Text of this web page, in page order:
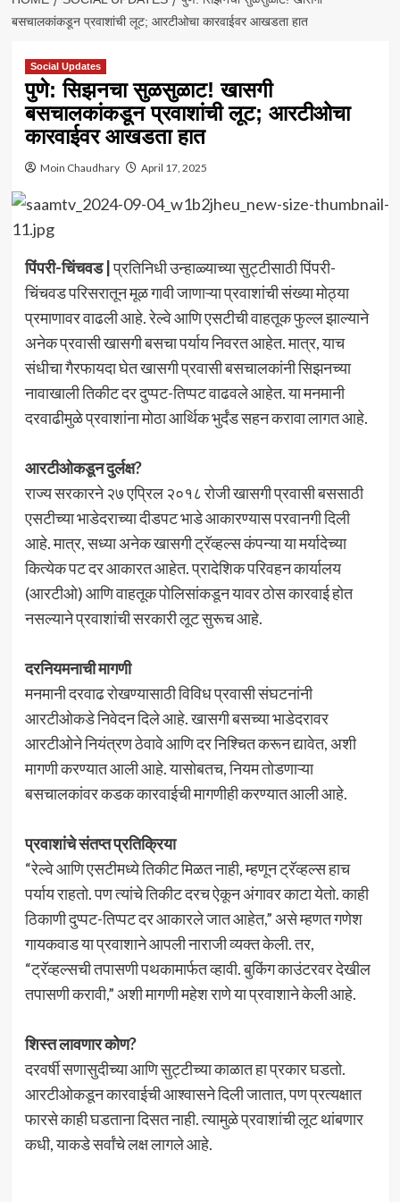
बसचालकांकडून प्रवाशांची लूट; आरटीओचा कारवाईवर आखडता हात
Social Updates
पुणे: सिझनचा सुळसुळाट! खासगी
बसचालकांकडून प्रवाशांची लूट; आरटीओचा
कारवाईवर आखडता हात
Moin Chaudhary April 17, 2025
पिंपरी-चिंचवड |प्रतिनिधी उन्हाळ्याच्या सुट्टीसाठी पिंपरी-
चिंचवड परिसरातून मूळ गावी जाणाऱ्या प्रवाशांची संख्या मोठ्या
प्रमाणावर वाढली आहे. रेल्वे आणि एसटीची वाहतूक फुल्ल झाल्याने
अनेक प्रवासी खासगी बसचा पर्याय निवरत आहेत. मात्र, याच
संधीचा गैरफायदा घेत खासगी प्रवासी बसचालकांनी सिझनच्या
नावाखाली तिकीट दर दुप्पट-तिप्पट वाढवले आहेत. या मनमानी
दरवाढीमुळे प्रवाशांना मोठा आर्थिक भुर्दंड सहन करावा लागत आहे.
आरटीओकडून दुर्लक्ष?
राज्य सरकारने २७ एप्रिल २०१८ रोजी खासगी प्रवासी बससाठी
एसटीच्या भाडेदराच्या दीडपट भाडे आकारण्यास परवानगी दिली
आहे. मात्र, सध्या अनेक खासगी ट्रॅव्हल्स कंपन्या या मर्यादेच्या
कित्येक पट दर आकारत आहेत. प्रादेशिक परिवहन कार्यालय
(आरटीओ) आणि वाहतूक पोलिसांकडून यावर ठोस कारवाई होत
नसल्याने प्रवाशांची सरकारी लूट सुरूच आहे.
दरनियमनाची मागणी
मनमानी दरवाढ रोखण्यासाठी विविध प्रवासी संघटनांनी
आरटीओकडे निवेदन दिले आहे. खासगी बसच्या भाडेदरावर
आरटीओने नियंत्रण ठेवावे आणि दर निश्चित करून द्यावेत, अशी
मागणी करण्यात आली आहे. यासोबतच, नियम तोडणाऱ्या
बसचालकांवर कडक कारवाईची मागणीही करण्यात आली आहे.
प्रवाशांचे संतप्त प्रतिक्रिया
“रेल्वे आणि एसटीमध्ये तिकीट मिळत नाही, म्हणून ट्रॅव्हल्स हाच
पर्याय राहतो. पण त्यांचे तिकीट दरच ऐकून अंगावर काटा येतो. काही
ठिकाणी दुप्पट-तिप्पट दर आकारले जात आहेत,” असे म्हणत गणेश
गायकवाड या प्रवाशाने आपली नाराजी व्यक्त केली. तर,
“ट्रॅव्हल्सची तपासणी पथकामार्फत व्हावी. बुकिंग काउंटरवर देखील
तपासणी करावी,” अशी मागणी महेश राणे या प्रवाशाने केली आहे.
शिस्त लावणार कोण?
दरवर्षी सणासुदीच्या आणि सुट्टीच्या काळात हा प्रकार घडतो.
आरटीओकडून कारवाईची आश्वासने दिली जातात, पण प्रत्यक्षात
फारसे काही घडताना दिसत नाही. त्यामुळे प्रवाशांची लूट थांबणार
कधी, याकडे सर्वांचे लक्ष लागले आहे.